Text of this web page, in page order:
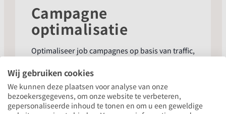
Campagne
optimalisatie
Optimaliseer job campagnes op basis van traffic,
automatisch bij richting meer bereik en betere
kandidaten.
Lees meer:
Wij gebruiken cookies
We kunnen deze plaatsen voor analyse van onze
bezoekersgegevens, om onze website te verbeteren,
gepersonaliseerde inhoud te tonen en om u een geweldige